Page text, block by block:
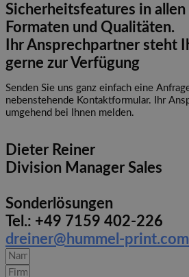
Sicherheitsfeatures in allen
Formaten und Qualitäten.
Ihr Ansprechpartner steht
gerne zur Verfügung
Senden Sie uns ganz einfach eine
nebenstehende Kontaktformular. Ihr
umgehend bei Ihnen melden.
Dieter Reiner
Division Manager Sales
Sonderlösungen
Tel.: +49 7159 402-226
dreiner@hummel-print.com